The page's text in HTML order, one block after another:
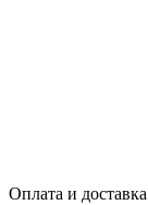
Оплата и доставка